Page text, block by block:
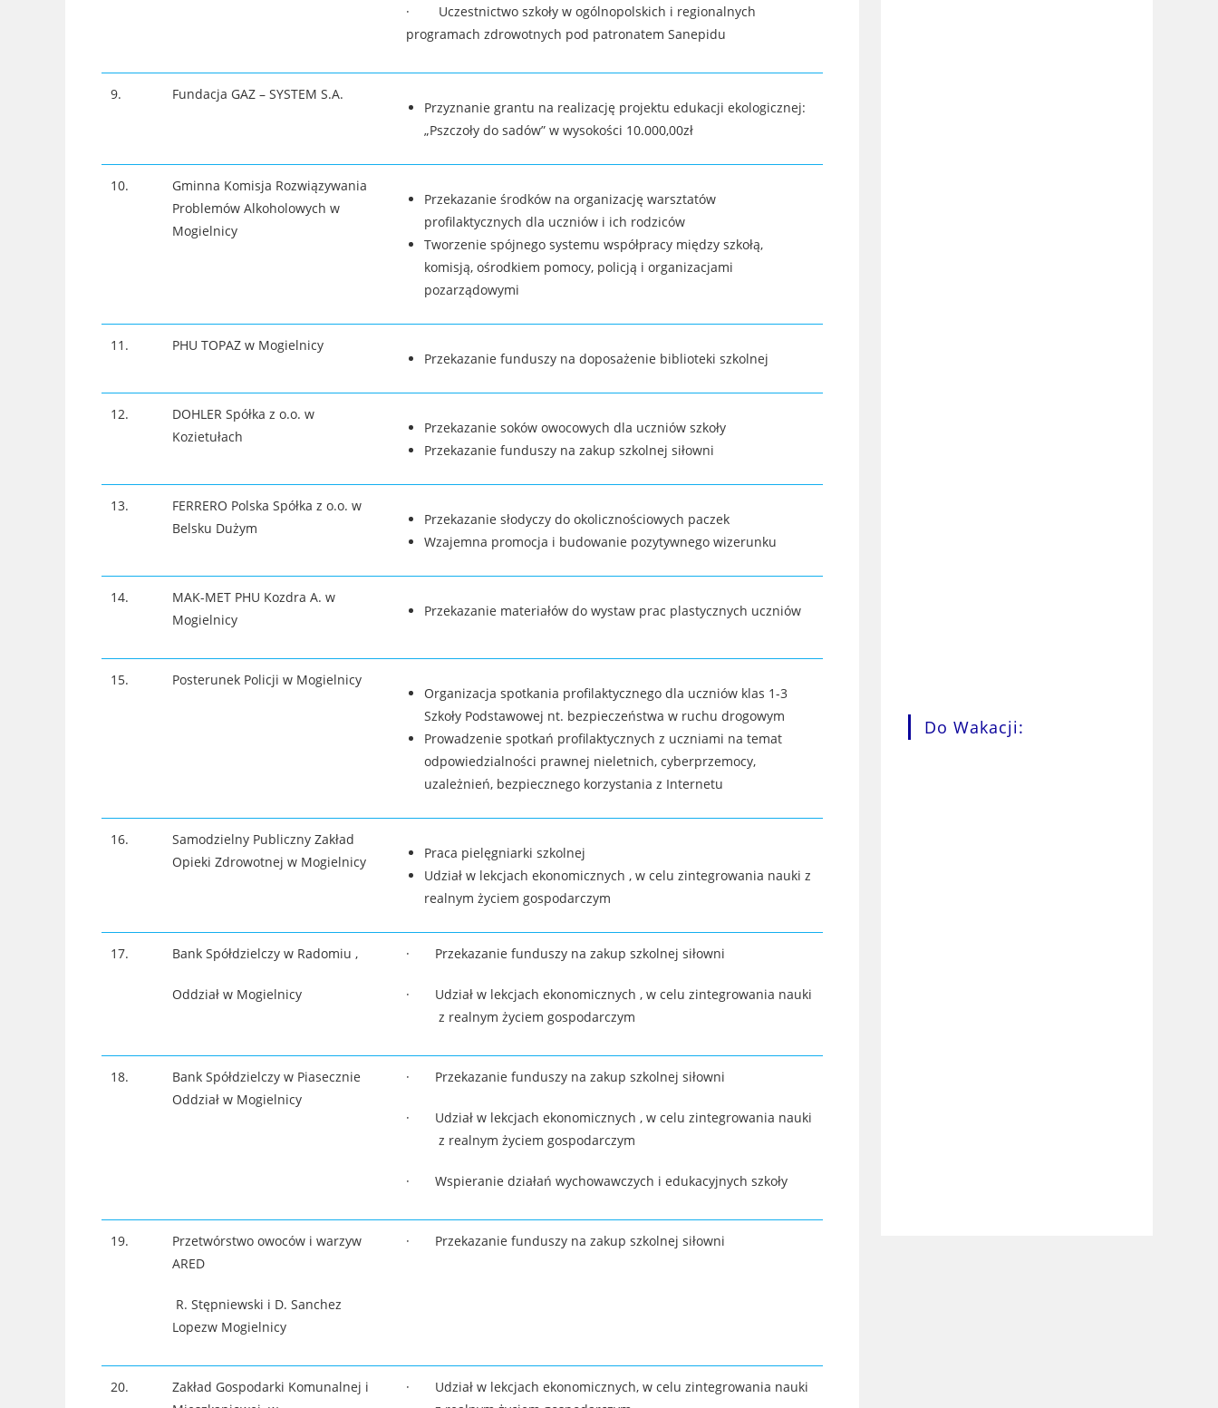
· Uczestnictwo szkoły w ogólnopolskich i regionalnych
programach zdrowotnych pod patronatem Sanepidu
9. Fundacja GAZ – SYSTEM S.A.
Przyznanie grantu na realizację projektu edukacji ekologicznej:
„Pszczoły do sadów” w wysokości 10.000,00zł
10.
Gminna Komisja Rozwiązywania
Problemów Alkoholowych w
Mogielnicy
Przekazanie środków na organizację warsztatów
profilaktycznych dla uczniów i ich rodziców
Tworzenie spójnego systemu współpracy między szkołą,
komisją, ośrodkiem pomocy, policją i organizacjami
pozarządowymi
11. PHU TOPAZ w Mogielnicy
Przekazanie funduszy na doposażenie biblioteki szkolnej
12.
DOHLER Spółka z o.o. w
Kozietułach
Przekazanie soków owocowych dla uczniów szkoły
Przekazanie funduszy na zakup szkolnej siłowni
13.
FERRERO Polska Spółka z o.o. w
Belsku Dużym
Przekazanie słodyczy do okolicznościowych paczek
Wzajemna promocja i budowanie pozytywnego wizerunku
14.
MAK-MET PHU Kozdra A. w
Mogielnicy
Przekazanie materiałów do wystaw prac plastycznych uczniów
15. Posterunek Policji w Mogielnicy
Organizacja spotkania profilaktycznego dla uczniów klas 1-3
Szkoły Podstawowej nt. bezpieczeństwa w ruchu drogowym
Prowadzenie spotkań profilaktycznych z uczniami na temat
odpowiedzialności prawnej nieletnich, cyberprzemocy,
uzależnień, bezpiecznego korzystania z Internetu
16.
Samodzielny Publiczny Zakład
Opieki Zdrowotnej w Mogielnicy
Praca pielęgniarki szkolnej
Udział w lekcjach ekonomicznych , w celu zintegrowania nauki z
realnym życiem gospodarczym
17. Bank Spółdzielczy w Radomiu ,
Oddział w Mogielnicy
· Przekazanie funduszy na zakup szkolnej siłowni
· Udział w lekcjach ekonomicznych , w celu zintegrowania nauki
z realnym życiem gospodarczym
18.
Bank Spółdzielczy w Piasecznie
Oddział w Mogielnicy
· Przekazanie funduszy na zakup szkolnej siłowni
· Udział w lekcjach ekonomicznych , w celu zintegrowania nauki
z realnym życiem gospodarczym
· Wspieranie działań wychowawczych i edukacyjnych szkoły
19.
Przetwórstwo owoców i warzyw
ARED
R. Stępniewski i D. Sanchez
Lopezw Mogielnicy
· Przekazanie funduszy na zakup szkolnej siłowni
20.
Zakład Gospodarki Komunalnej i
· Udział w lekcjach ekonomicznych, w celu zintegrowania nauki
Do Wakacji: